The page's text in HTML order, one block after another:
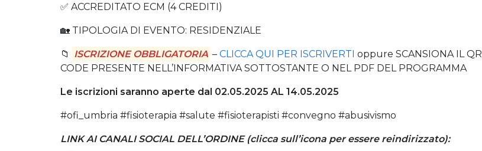
✅ ACCREDITATO ECM (4 CREDITI)
🏡 TIPOLOGIA DI EVENTO: RESIDENZIALE
📁 ISCRIZIONE OBBLIGATORIA –CLICCA QUI PER ISCRIVERTI oppure SCANSIONA IL QR
CODE PRESENTE NELL’INFORMATIVA SOTTOSTANTE O NEL PDF DEL PROGRAMMA
Le iscrizioni saranno aperte dal 02.05.2025 AL 14.05.2025
#ofi_umbria #fisioterapia #salute #fisioterapisti #convegno #abusivismo
LINK AI CANALI SOCIAL DELL’ORDINE (clicca sull’icona per essere reindirizzato):